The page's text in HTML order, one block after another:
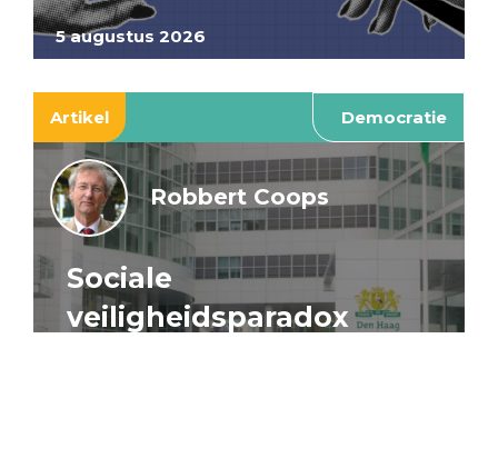
5 augustus 2026
Artikel Democratie
Robbert Coops
Sociale
veiligheidsparadox